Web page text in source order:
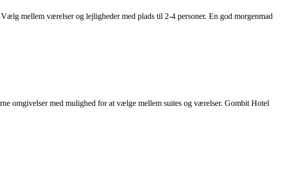
mellem værelser og lejligheder med plads til 2-4 personer. En god morgenmad
omgivelser med mulighed for at vælge mellem suites og værelser. Gombit Hotel